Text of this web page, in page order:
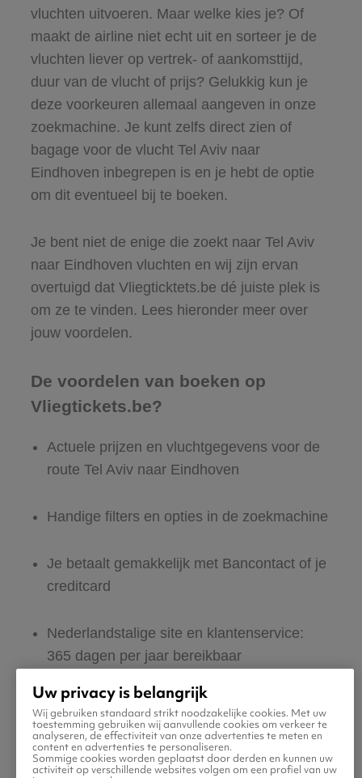
vluchten uitvoeren. Maar welke kies je? Of
maakt de airline niet echt uit en sorteer je de
vluchten liever op vertrek- of aankomsttijd,
duur van de vlucht of prijs? Gelukkig kun je
deze voorkeuren allemaal aangeven in onze
zoekmachine. Je kunt zelfs direct zien of
bagage voor de vlucht Tel Aviv naar
Eindhoven inbegrepen is en je hebt de optie
om dit eventueel bij te boeken.
Je bent niet de enige die zoekt naar Tel Aviv
naar Eindhoven vluchten en wij zijn ervan
overtuigd dat Vliegticktets.be dé juiste plek is
om ze te vinden. Lees hieronder meer over
jouw voordelen.
De voordelen van boeken op
Vliegtickets.be?
Actuele prijzen en vluchtgegevens voor de
route Tel Aviv naar Eindhoven
Handige filters en opties in de zoekmachine
Je betaalt gemakkelijk met Bancontact of je
creditcard
Nederlandstalige site en klantenservice:
365 dagen per jaar bereikbaar
Zeker van veilig boeken en betalen
Boek ook direct een hotel of huurauto voor
in Eindhoven
Uw privacy is belangrijk
Wij gebruiken standaard strikt noodzakelijke cookies. Met uw
toestemming gebruiken wij aanvullende cookies om verkeer te
analyseren, de effectiviteit van onze advertenties te meten en
content en advertenties te personaliseren.
Sommige cookies worden geplaatst door derden en kunnen uw
activiteit op verschillende websites volgen om een profiel van uw